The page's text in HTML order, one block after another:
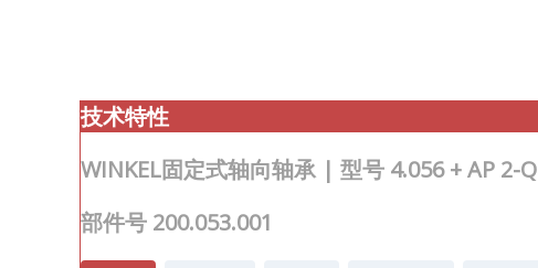
技术特性
WINKEL固定式轴向轴承 | 型号 4.056 + AP 2-Q
部件号 200.053.001